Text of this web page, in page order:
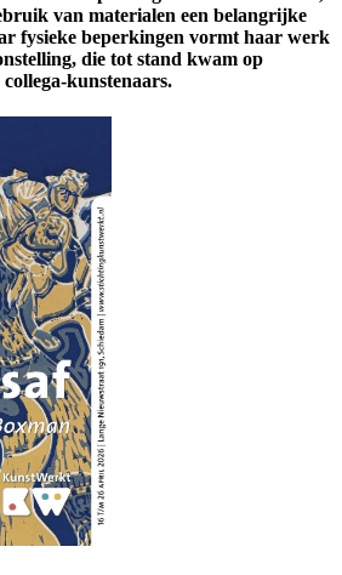
van materialen een belangrijke
fysieke beperkingen vormt haar werk
die tot stand kwam op
kunstenaars.